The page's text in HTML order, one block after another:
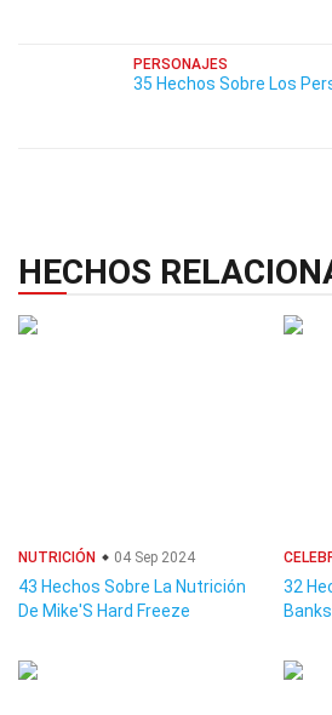
PERSONAJES
35 Hechos Sobre Los
HECHOS
NUTRICIÓN 04 Sep 2024
43 Hechos Sobre La Nutrición
De Mike'S Hard Freeze
32
Banks